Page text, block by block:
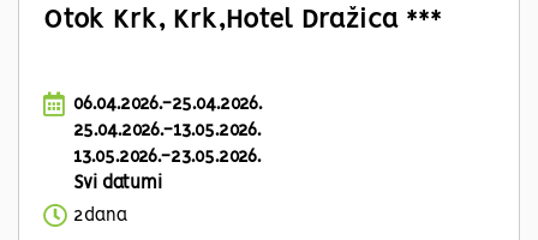
Otok Krk, Krk,Hotel Dražica ***
06.04.2026.-25.04.2026.
25.04.2026.-13.05.2026.
13.05.2026.-23.05.2026.
Svi datumi
2dana